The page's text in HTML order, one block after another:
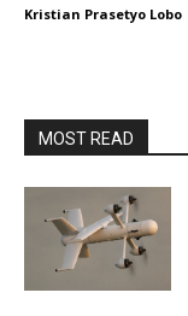
Kristian Prasetyo Lobo
MOST READ